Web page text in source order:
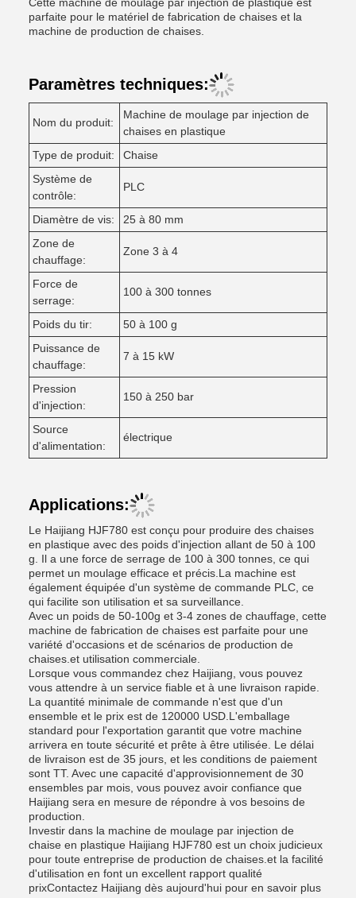
parfaite pour le matériel de fabrication de chaises et la
machine de production de chaises.
Paramètres techniques:
Nom du produit:
Machine de moulage par injection de
chaises en plastique
Type de produit:
Chaise
Système de
contrôle:
PLC
Diamètre de vis:
25 à 80 mm
Zone de
chauffage:
Zone 3 à 4
Force de
serrage:
100 à 300 tonnes
Poids du tir:
50 à 100 g
Puissance de
chauffage:
7 à 15 kW
Pression
d'injection:
150 à 250 bar
Source
d'alimentation:
électrique
Applications:
Le Haijiang HJF780 est conçu pour produire des chaises
en plastique avec des poids d'injection allant de 50 à 100
g. Il a une force de serrage de 100 à 300 tonnes, ce qui
permet un moulage efficace et précis.La machine est
également équipée d'un système de commande PLC, ce
qui facilite son utilisation et sa surveillance.
Avec un poids de 50-100g et 3-4 zones de chauffage, cette
machine de fabrication de chaises est parfaite pour une
variété d'occasions et de scénarios de production de
chaises.et utilisation commerciale.
Lorsque vous commandez chez Haijiang, vous pouvez
vous attendre à un service fiable et à une livraison rapide.
La quantité minimale de commande n'est que d'un
ensemble et le prix est de 120000 USD.L'emballage
standard pour l'exportation garantit que votre machine
arrivera en toute sécurité et prête à être utilisée. Le délai
de livraison est de 35 jours, et les conditions de paiement
sont TT. Avec une capacité d'approvisionnement de 30
ensembles par mois, vous pouvez avoir confiance que
Haijiang sera en mesure de répondre à vos besoins de
production.
Investir dans la machine de moulage par injection de
chaise en plastique Haijiang HJF780 est un choix judicieux
pour toute entreprise de production de chaises.et la facilité
d'utilisation en font un excellent rapport qualité
prixContactez Haijiang dès aujourd'hui pour en savoir plus